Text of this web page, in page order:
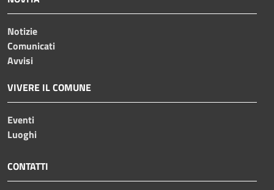
Notizie
Comunicati
Avvisi
VIVERE IL COMUNE
Eventi
Luoghi
CONTATTI